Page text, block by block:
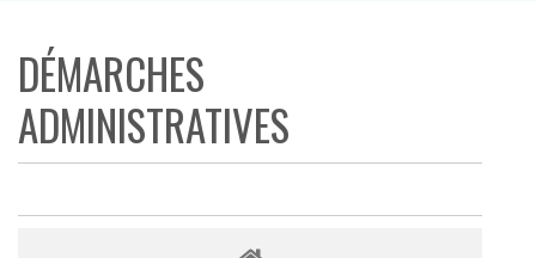
DÉMARCHES
ADMINISTRATIVES